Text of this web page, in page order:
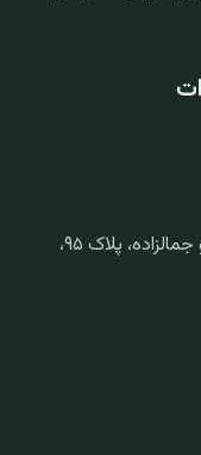
تهران، بلوار کشاورز، بین خیابان کارگر و جمالزاده، پلاک ۹۵،